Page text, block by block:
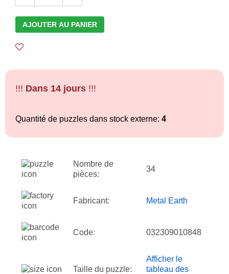
AJOUTER AU PANIER
!!! Dans 14 jours !!!
Quantité de puzzles dans stock externe: 4
Nombre de
pièces:
34
Fabricant: Metal Earth
Code: 032309010848
Taille du puzzle:
Afficher le
tableau des